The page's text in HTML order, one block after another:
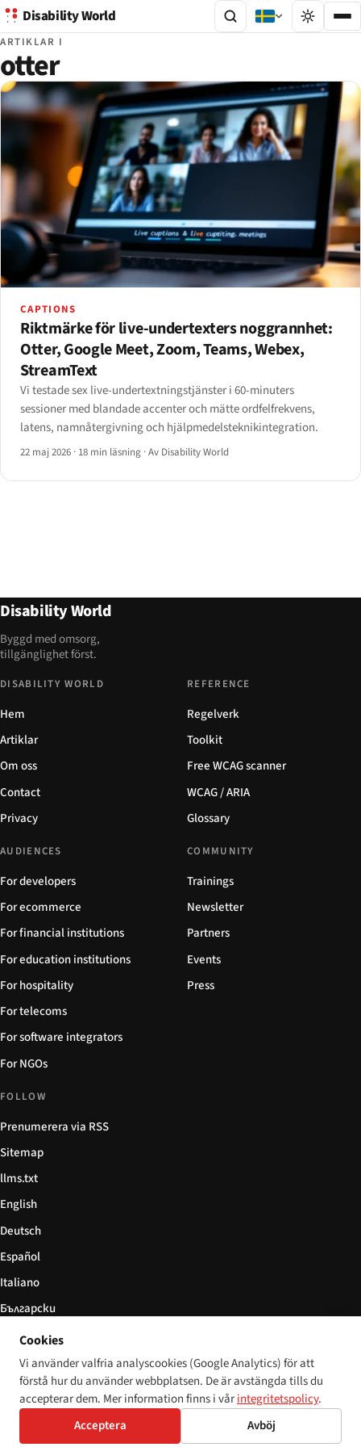
Disability World
ARTIKLAR I
otter
CAPTIONS
Riktmärke för live-undertexters noggrannhet:
Otter, Google Meet, Zoom, Teams, Webex,
StreamText
Vi testade sex live-undertextningstjänster i 60-minuters
sessioner med blandade accenter och mätte ordfelfrekvens,
latens, namnåtergivning och hjälpmedelsteknikintegration.
22 maj 2026 · 18 min läsning ·Av Disability World
Disability World
Byggd med omsorg,
tillgänglighet först.
DISABILITY WORLD
Hem
Artiklar
Om oss
Contact
Privacy
REFERENCE
Regelverk
Toolkit
Free WCAG scanner
WCAG / ARIA
Glossary
AUDIENCES
For developers
For ecommerce
For financial institutions
For education institutions
For hospitality
For telecoms
For software integrators
For NGOs
COMMUNITY
Trainings
Newsletter
Partners
Events
Press
FOLLOW
Prenumerera via RSS
Sitemap
llms.txt
English
Deutsch
Español
Italiano
Български
简体中文
© 2026 Disability World. Alla rättigheter förbehållna. Cookie settings
DeutschEspañol 简体中文Polski
Cookies
Vi använder valfria analyscookies (Google Analytics) för att
förstå hur du använder webbplatsen. De är avstängda tills du
accepterar dem. Mer information finns i vårintegritetspolicy.
Acceptera
Avböj